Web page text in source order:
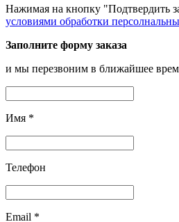
Нажимая на кнопку "Подтвердить
условиями обработки
Заполните форму заказа
и мы перезвоним в ближайшее
Имя *
Телефон
Email *